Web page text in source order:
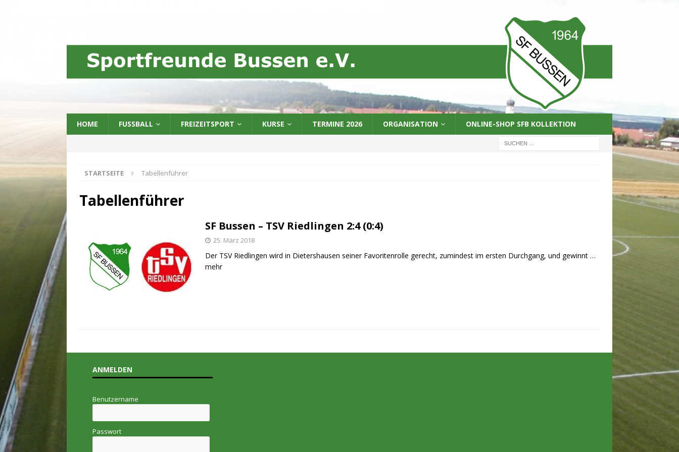
HOME FUSSBALL FREIZEITSPORT KURSE TERMINE 2026 ORGANISATION ONLINE-SHOP SFB KOLLEKTION
STARTSEITE Tabellenführer
Tabellenführer
SF Bussen – TSV Riedlingen 2:4 (0:4)
25. März 2018
Der TSV Riedlingen wird in Dietershausen seiner Favoritenrolle gerecht, zumindest im ersten Durchgang, und gewinnt …
mehr
ANMELDEN
Benutzername
Passwort